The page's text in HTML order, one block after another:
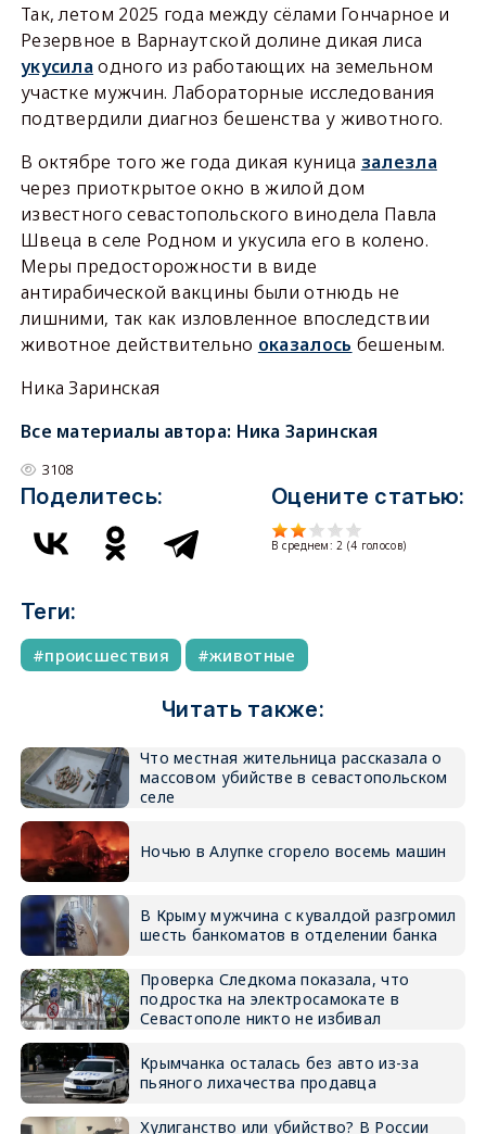
Так, летом 2025 года между сёлами Гончарное и
Резервное в Варнаутской долине дикая лиса
укусила одного из работающих на земельном
участке мужчин. Лабораторные исследования
подтвердили диагноз бешенства у животного.
В октябре того же года дикая куница залезла
через приоткрытое окно в жилой дом
известного севастопольского винодела Павла
Швеца в селе Родном и укусила его в колено.
Меры предосторожности в виде
антирабической вакцины были отнюдь не
лишними, так как изловленное впоследствии
животное действительно оказалось бешеным.
Ника Заринская
Все материалы автора: Ника Заринская
3108
Поделитесь: Оцените статью:
В среднем: 2 (4 голосов)
Теги:
происшествия животные
Читать также:
Что местная жительница рассказала о
массовом убийстве в севастопольском
селе
Ночью в Алупке сгорело восемь машин
В Крыму мужчина с кувалдой разгромил
шесть банкоматов в отделении банка
Проверка Следкома показала, что
подростка на электросамокате в
Севастополе никто не избивал
Крымчанка осталась без авто из-за
пьяного лихачества продавца
Хулиганство или убийство? В России